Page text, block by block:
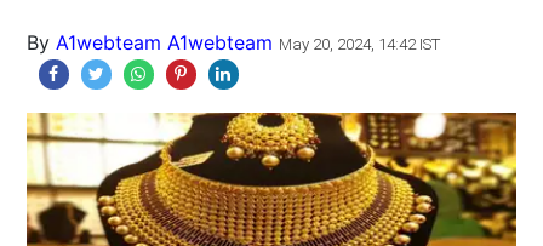
By A1webteam A1webteam May 20, 2024, 14:42 IST